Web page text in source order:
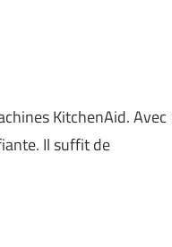
KitchenAid. Avec
Il suffit de